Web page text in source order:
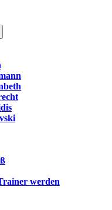
werden